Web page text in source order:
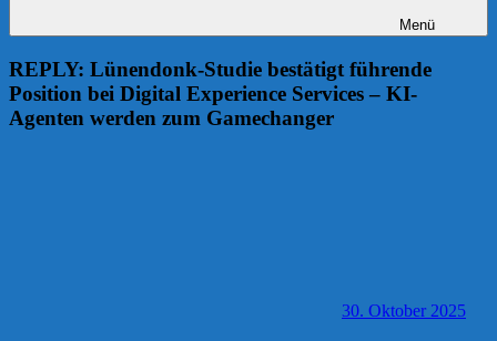
Menü
REPLY: Lünendonk-Studie bestätigt führende
Position bei Digital Experience Services – KI-
Agenten werden zum Gamechanger
30. Oktober 2025